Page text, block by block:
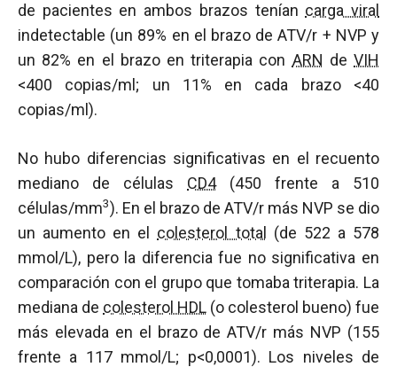
de pacientes en ambos brazos tenían carga viral
indetectable (un 89% en el brazo de ATV/r + NVP y
un 82% en el brazo en triterapia con ARN deVIH
<400 copias/ml; un 11% en cada brazo <40
copias/ml).
No hubo diferencias significativas en el recuento
mediano de células CD4(450 frente a 510
células/mm3). En el brazo de ATV/r más NVP se dio
un aumento en el colesterol total
(de 522 a 578
mmol/L), pero la diferencia fue no significativa en
comparación con el grupo que tomaba triterapia. La
mediana de colesterol HDL (o colesterol bueno) fue
más elevada en el brazo de ATV/r más NVP (155
frente a 117 mmol/L; p<0,0001). Los niveles de